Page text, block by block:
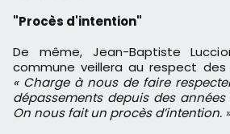
"Procès d'intention"
De même, Jean-Baptiste
commune veillera au respect des
« Charge à nous de faire
dépassements depuis des années
On nous fait un procès d’intention. »